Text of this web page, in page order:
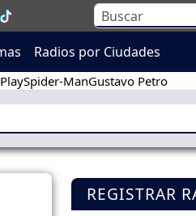
Radios por Ciudades
Spider-ManGustavo Petro
REGISTRAR